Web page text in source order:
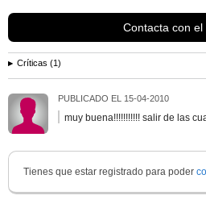
EXPOSICIONES COLECTIVAS MÁS
1983 -Jóvenes Ceramistas Valencianos.
1985 -Europalia. Bruselas
Ver más
Contacta con el
Críticas (1)
PUBLICADO EL 15-04-2010
muy buena!!!!!!!!!!! salir de las
Tienes que estar registrado para poder